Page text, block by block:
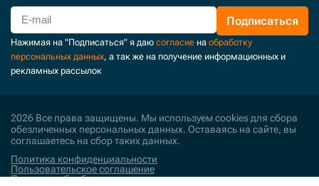
Подписаться
Нажимая на "Подписаться" я даю согласие на обработку
персональных данных, а так же на получение информационных и
рекламных рассылок
2026 Все права защищены. Мы используем cookies для сбора
обезличенных персональных данных. Оставаясь на сайте, вы
соглашаетесь на сбор таких данных.
Политика конфиденциальности
Пользовательское соглашение
Политика обработки персональных данных